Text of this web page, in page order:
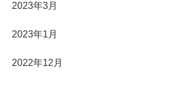
2023年3月
2023年1月
2022年12月